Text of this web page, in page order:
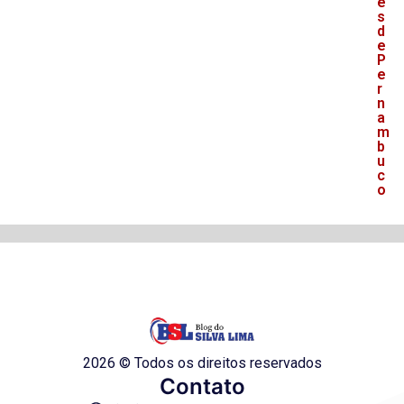
s
d
e
P
e
r
n
a
m
b
u
c
o
2026 © Todos os direitos reservados
Contato